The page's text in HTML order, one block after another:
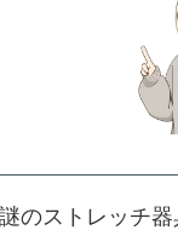
のストレッチ